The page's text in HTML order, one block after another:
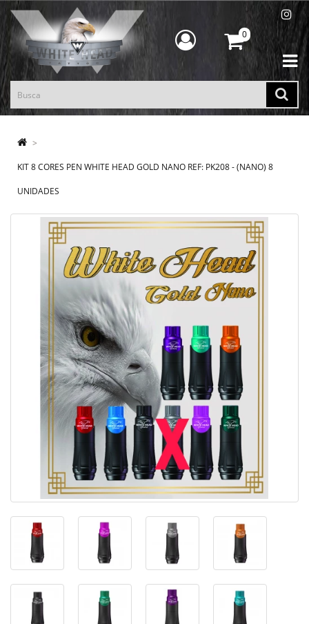
0
KIT 8 CORES PEN WHITE HEAD GOLD NANO REF: PK208 - (NANO) 8
UNIDADES